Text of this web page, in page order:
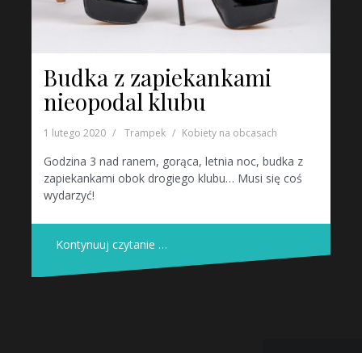
Budka z zapiekankami
nieopodal klubu
1 lutego 2020 Trampek Kobiety na obcasach
Godzina 3 nad ranem, gorąca, letnia noc, budka z
zapiekankami obok drogiego klubu… Musi się coś
wydarzyć!
Kontynuuj czytanie …